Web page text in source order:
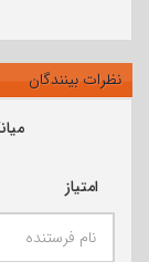
نظرات بینندگان
امتیاز